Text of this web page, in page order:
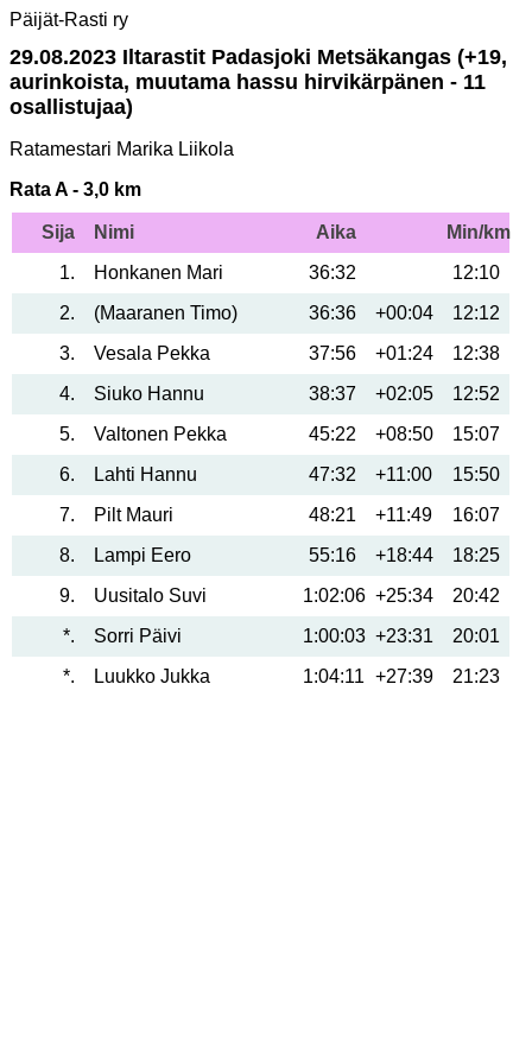
Päijät-Rasti ry
29.08.2023 Iltarastit Padasjoki Metsäkangas (+19,
aurinkoista, muutama hassu hirvikärpänen - 11
osallistujaa)
Ratamestari Marika Liikola
Rata A - 3,0 km
Sija Nimi Aika
Min/km
1
Honkanen Mari 36:32
12:10
2
(Maaranen Timo) 36:36 +00:04
12:12
3
Vesala Pekka 37:56 +01:24
12:38
4
Siuko Hannu 38:37 +02:05
12:52
5
Valtonen Pekka 45:22 +08:50
15:07
6
Lahti Hannu 47:32 +11:00
15:50
7
Pilt Mauri 48:21 +11:49
16:07
8
Lampi Eero 55:16 +18:44
18:25
9
Uusitalo Suvi 1:02:06 +25:34
20:42
*
Sorri Päivi 1:00:03 +23:31
20:01
*
Luukko Jukka 1:04:11 +27:39 21:23